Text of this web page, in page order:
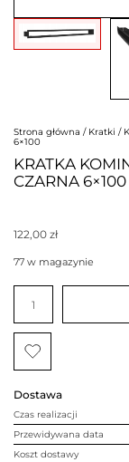
Strona główna / Kratki /
6×100
KRATKA
CZARNA 6×100
Dostawa
Czas realizacji
Przewidywana data
Koszt dostawy
122,00 zł
77 w magazynie
ilość
KRATKA
TUNEL
WENTYLACYJNA
CZARNA
6x100